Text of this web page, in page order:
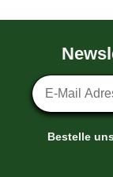
Newsletter-
Bestelle